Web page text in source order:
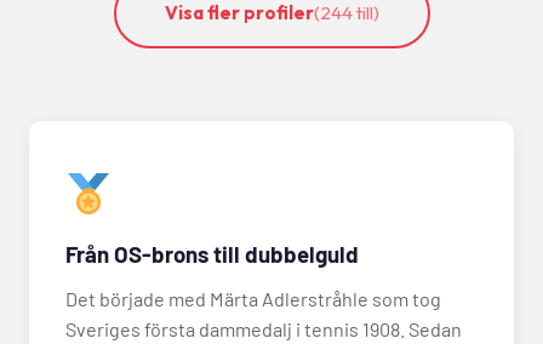
Visa fler profiler(244 till)
Från OS-brons till dubbelguld
Det började med Märta Adlerstråhle som tog
Sveriges första dammedalj i tennis 1908. Sedan